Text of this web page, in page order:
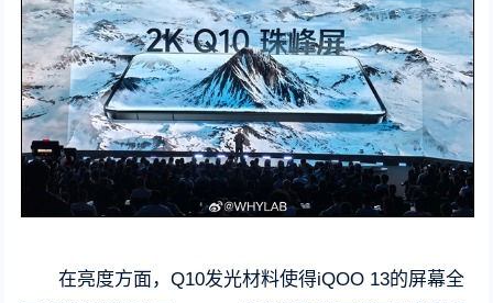
在亮度方面，Q10发光材料使得iQOO 13的屏幕全